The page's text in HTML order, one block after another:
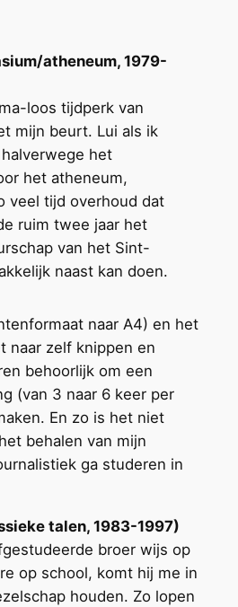
atheneum, 1979-
loos tijdperk van
mijn beurt. Lui als ik
het
het atheneum,
veel tijd overhoud dat
ruim twee jaar het
van het Sint-
naast kan doen.
naar A4) en het
naar zelf knippen en
behoorlijk om een
(van 3 naar 6 keer per
En zo is het niet
behalen van mijn
ga studeren in
talen, 1983-1997)
broer wijs op
op school, komt hij me in
houden. Zo lopen